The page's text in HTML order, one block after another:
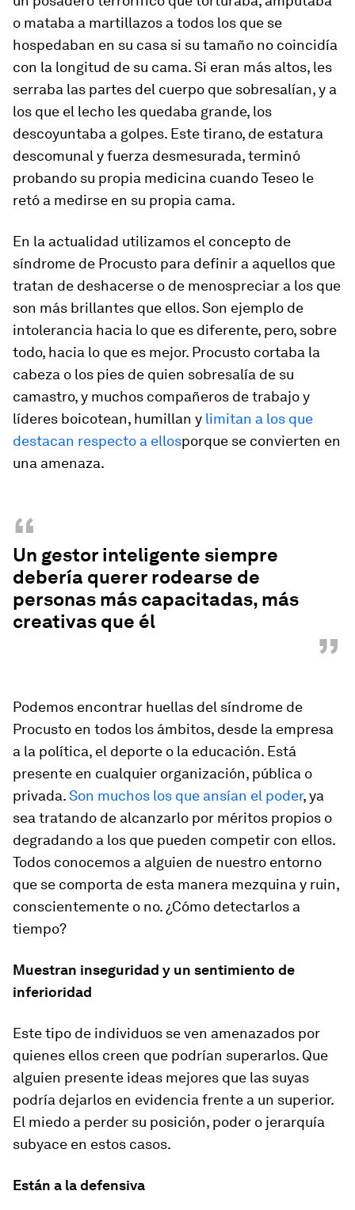
o mataba a martillazos a todos los que se
hospedaban en su casa si su tamaño no coincidía
con la longitud de su cama. Si eran más altos, les
serraba las partes del cuerpo que sobresalían, y a
los que el lecho les quedaba grande, los
descoyuntaba a golpes. Este tirano, de estatura
descomunal y fuerza desmesurada, terminó
probando su propia medicina cuando Teseo le
retó a medirse en su propia cama.
En la actualidad utilizamos el concepto de
síndrome de Procusto para definir a aquellos que
tratan de deshacerse o de menospreciar a los que
son más brillantes que ellos. Son ejemplo de
intolerancia hacia lo que es diferente, pero, sobre
todo, hacia lo que es mejor. Procusto cortaba la
cabeza o los pies de quien sobresalía de su
camastro, y muchos compañeros de trabajo y
líderes boicotean, humillan y limitan a los que
destacan respecto a ellosporque se convierten en
una amenaza.
“
Un gestor inteligente siempre
debería querer rodearse de
personas más capacitadas, más
creativas que él
”
Podemos encontrar huellas del síndrome de
Procusto en todos los ámbitos, desde la empresa
a la política, el deporte o la educación. Está
presente en cualquier organización, pública o
privada.Son muchos los que ansían el poder, ya
sea tratando de alcanzarlo por méritos propios o
degradando a los que pueden competir con ellos.
Todos conocemos a alguien de nuestro entorno
que se comporta de esta manera mezquina y ruin,
conscientemente o no. ¿Cómo detectarlos a
tiempo?
Muestran inseguridad y un sentimiento de
inferioridad
Este tipo de individuos se ven amenazados por
quienes ellos creen que podrían superarlos. Que
alguien presente ideas mejores que las suyas
podría dejarlos en evidencia frente a un superior.
El miedo a perder su posición, poder o jerarquía
subyace en estos casos.
Están a la defensiva